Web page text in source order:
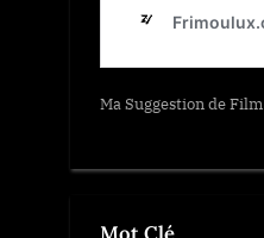
Ma Suggestion de Film